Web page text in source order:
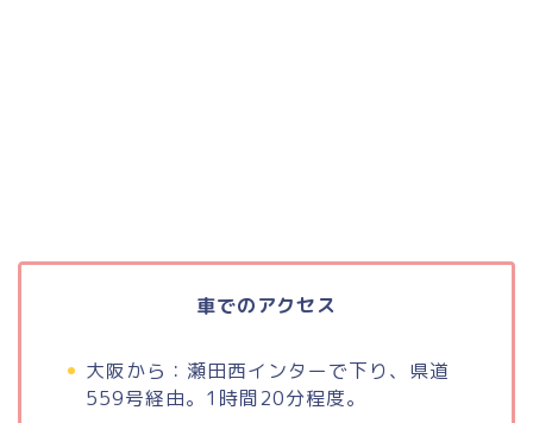
車でのアクセス
大阪から：瀬田西インターで下り、県道
559号経由。1時間20分程度。